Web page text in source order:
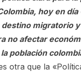
hoy en día
migratorio
no afectar
población
otra que la